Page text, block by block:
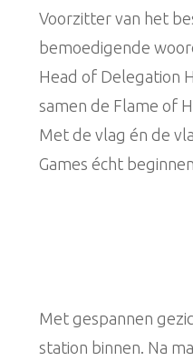
Voorzitter van het
bemoedigende
Head of Delegation
samen de Flame of
Met de vlag én de
Games écht
Met gespannen
station binnen. Na